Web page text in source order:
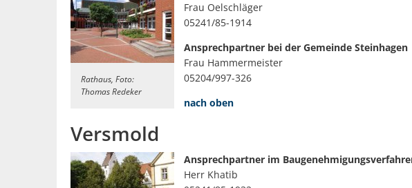
Rathaus, Foto:
Thomas Redeker
Frau Oelschläger
05241/85-1914
Ansprechpartner bei der Gemeinde Steinhagen
Frau Hammermeister
05204/997-326
nach oben
Versmold
Ansprechpartner im
Herr Khatib